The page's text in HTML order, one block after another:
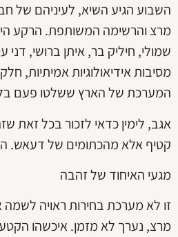
השבוע הגיע השיא, לעיניהם של
מרצ והרשימה המשותפת. הרקע היה
שמולי, חיליק בר, איתן ברושי,
מסיבות אידיאולוגיות אמיתיות,
המערכת של הארץ ששלטו פעם
אגב, לימין כדאי לזכור בכל זאת
קטיף אלא מהכתומים של דעאש.
מגעי האיחוד של זהבה
זו לא מערכת בחירות ראויה
מרצ, נערך לא מזמן. איכשהו